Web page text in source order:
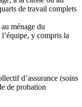
de travail complets
ménage du
y compris la
d’assurance (soins
de probation